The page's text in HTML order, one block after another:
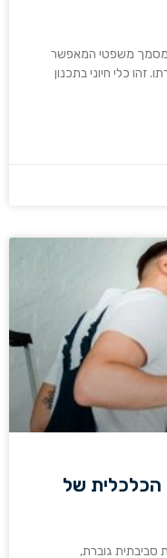
מסמך משפטי המאפשר
זהו כלי חיוני בתכנון
הכלכלית של
סביבתית גוברת,